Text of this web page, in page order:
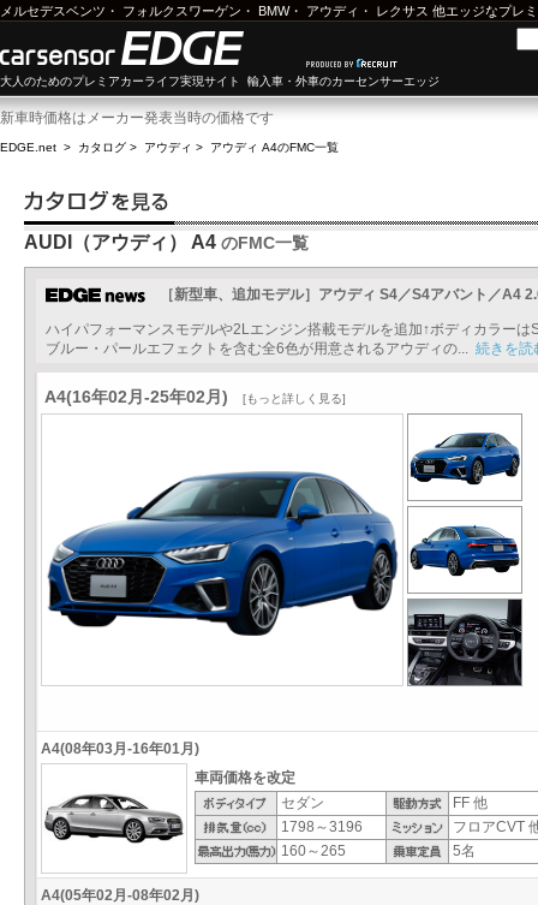
メルセデスベンツ ・ フォルクスワーゲン ・ BMW・ アウディ ・ レクサス 他エッジなプレ
大人のためのプレミアカーライフ実現サイト 輸入車・外車のカーセンサーエッジ
新車時価格はメーカー発表当時の価格です
EDGE.net > カタログ > アウディ > アウディ A4のFMC一覧
AUDI（アウディ） A4 のFMC一覧
［新型車、追加モデル］アウディ S4／S4アバント／A4
ハイパフォーマンスモデルや2Lエンジン搭載モデルを追加↑ボディカラー
ブルー・パールエフェクトを含む全6色が用意されるアウディの... 続きを読
A4(16年02月-25年02月) [もっと詳しく見る]
A4(08年03月-16年01月)
車両価格を改定
セダン
FF 他
1798～3196
フロアCVT
160～265
5名
A4(05年02月-08年02月)